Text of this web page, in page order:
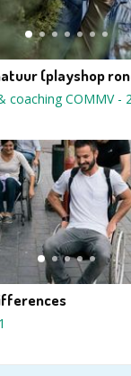
(playshop
coaching COMMV-